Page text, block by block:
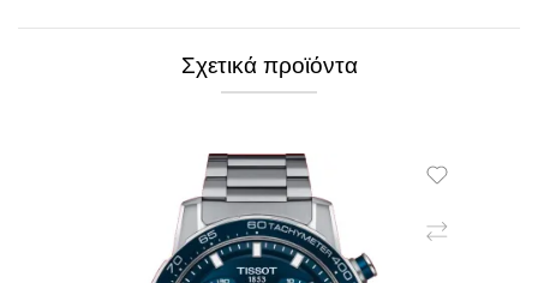
Σχετικά προϊόντα